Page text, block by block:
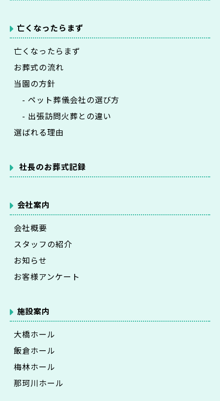
亡くなったらまず
亡くなったらまず
お葬式の流れ
当園の方針
- ペット葬儀会社の選び方
- 出張訪問火葬との違い
選ばれる理由
社長のお葬式記録
会社案内
会社概要
スタッフの紹介
お知らせ
お客様アンケート
施設案内
大橋ホール
飯倉ホール
梅林ホール
那珂川ホール